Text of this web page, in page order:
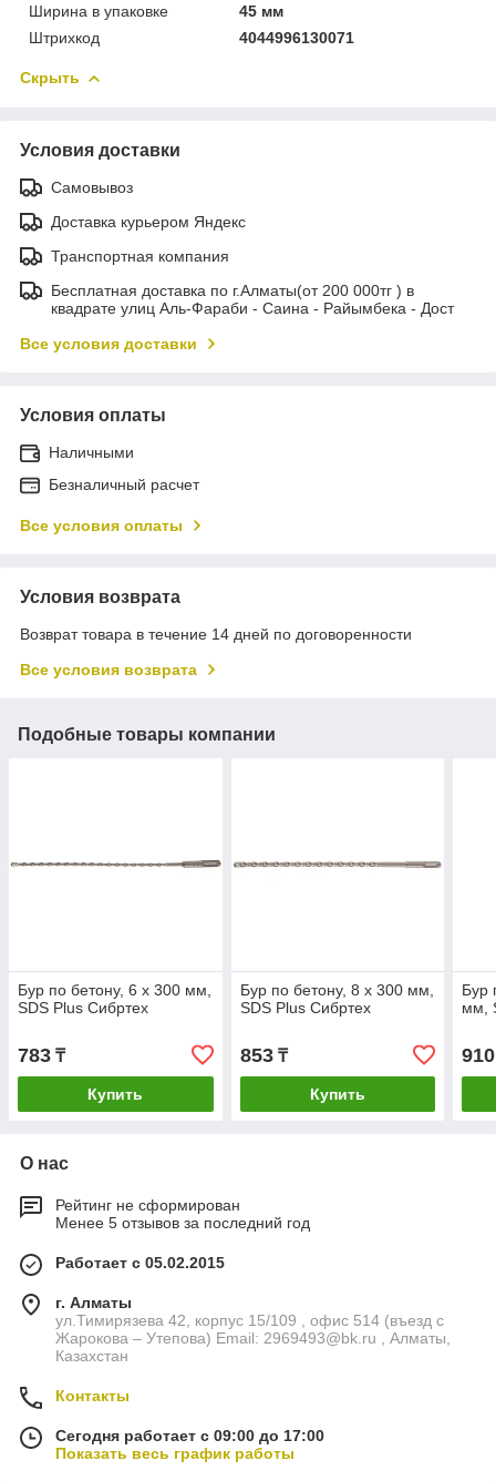
Ширина в упаковке
45 мм
Штрихкод
4044996130071
Скрыть
Условия доставки
Самовывоз
Доставка курьером Яндекс
Транспортная компания
Бесплатная доставка по г.Алматы(от 200 000тг ) в
квадрате улиц Аль-Фараби - Саина - Райымбека - Дост
Все условия доставки
Условия оплаты
Наличными
Безналичный расчет
Все условия оплаты
Условия возврата
Возврат товара в течение 14 дней по договоренности
Все условия возврата
Подобные товары компании
Бур по бетону, 6 x 300 мм,
SDS Plus Сибртех
783 ₸
Купить
Бур по бетону, 8 x 300 мм,
SDS Plus Сибртех
853₸
Купить
Бур
мм,
910
О нас
Рейтинг не сформирован
Менее 5 отзывов за последний год
Работает с 05.02.2015
г. Алматы
ул.Тимирязева 42, корпус 15/109 , офис 514 (въезд с
Жарокова – Утепова) Email: 2969493@bk.ru , Алматы,
Казахстан
Контакты
Сегодня работает с 09:00 до 17:00
Показать весь график работы